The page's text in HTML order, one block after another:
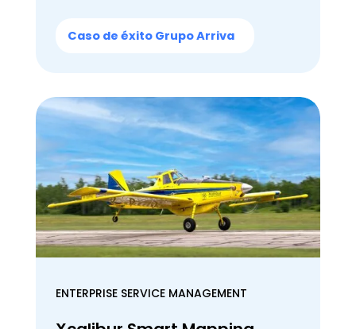
Caso de éxito Grupo Arriva
ENTERPRISE SERVICE MANAGEMENT